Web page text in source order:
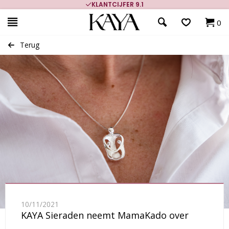
KLANTCIJFER 9.1
0
Terug
10/11/2021
KAYA Sieraden neemt MamaKado over